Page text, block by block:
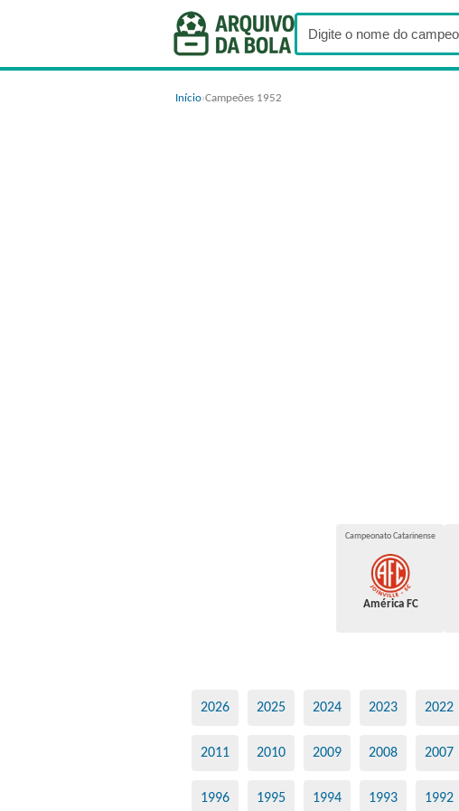
Início›Campeões 1952
Campeonato Catarinense
América FC
2026 2025 2024 2023 2022
2011 2010 2009 2008 2007
1996 1995 1994 1993 1992